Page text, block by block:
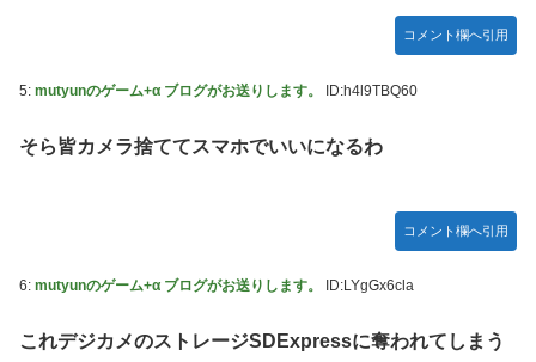
部屋作りゲーム、確率で出現するイカを見るとクラッシュす
積水ハウス「地面師に55億円騙し取られた…」ワイ「はえー
【激震】韓国人「韓国サッカー協会、W杯・五輪で複数回の
【元NMB48】安部若菜、卒業して早くもお酒解禁
冨里奈央ちゃん、罰ゲームのセミをずっと気にしてたｗ【乃
モーニング娘。'25『気になるその気の歌』ってガチで名曲
コメント欄へ引用
5: mutyunのゲーム+α ブログがお送りします。 ID:h4l9TBQ60
そら皆カメラ捨ててスマホでいいになるわ
コメント欄へ引用
6: mutyunのゲーム+α ブログがお送りします。 ID:LYgGx6cla
これデジカメのストレージSDExpressに奪われてしまう